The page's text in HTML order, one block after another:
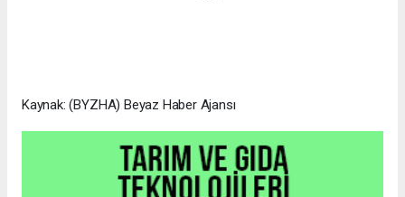
Kaynak: (BYZHA) Beyaz Haber Ajansı